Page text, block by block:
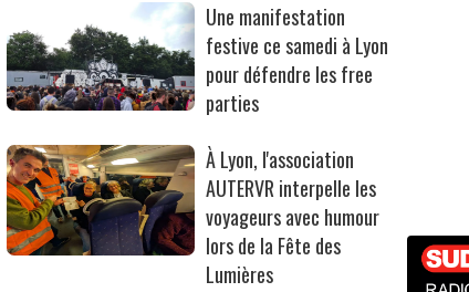
Une manifestation
festive ce samedi à Lyon
pour défendre les free
parties
À Lyon, l'association
AUTERVR interpelle les
voyageurs avec humour
lors de la Fête des
Lumières